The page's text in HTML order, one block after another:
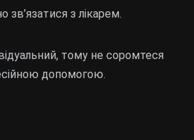
зв’язатися з лікарем.
тому не соромтеся
допомогою.